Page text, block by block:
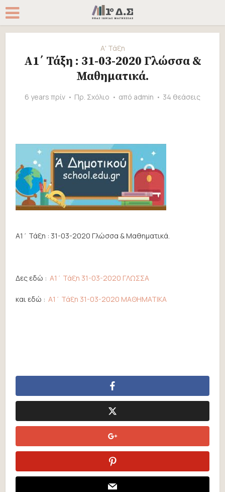
Α' Τάξη
Α1΄ Τάξη : 31-03-2020 Γλώσσα &
Μαθηματικά.
6 years πρίν Πρ. Σχόλιο από admin 34 θεάσεις
Α1΄ Τάξη : 31-03-2020 Γλώσσα & Μαθηματικά.
Δες εδώ :Α1΄ Τάξη 31-03-2020 ΓΛΩΣΣΑ
και εδώ :Α1΄ Τάξη 31-03-2020 ΜΑΘΗΜΑΤΙΚΑ